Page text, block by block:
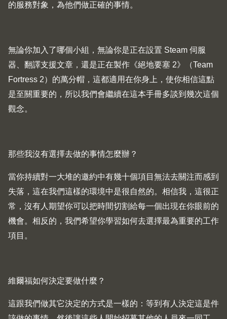
的服務對象，為他們做正確的事情。
無論你加入了哪個小組，無論你是正在設置 Steam 伺服
器、翻譯支援文章，還是正在製作《絕地要塞 2》（Team
Fortress 2）的萬分帽，這都適用在你身上，使你相信這點
是至關重要的，所以我們會繼續在這本手冊多談到幾次這個
觀念。
那些我沒有選擇去做的事情怎麼辦？
當你持續對一大堆的邀約中有幾十個項目無法去關注而感到
失落，這在我們這樣的環境中是很自然的。相信我，這很正
常，沒有人期望你可以把時間切割給每一個出現在你眼前的
機會。相反的，我們希望你學習如何去選擇最為重要的工作
項目。
維爾福如何決定要做什麼？
這跟我們做其它決定的方式是一樣的：等到有人決定這是件